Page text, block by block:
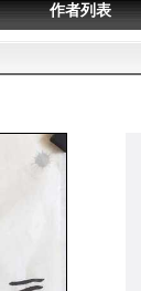
作者列表